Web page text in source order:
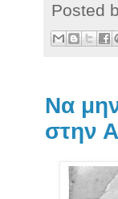
Posted
Να
στην